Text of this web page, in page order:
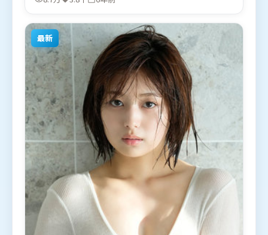
年11月7日（中国台湾）在部分地区首映上线，适合喜
欢惊悚题材的观众观看。
最新